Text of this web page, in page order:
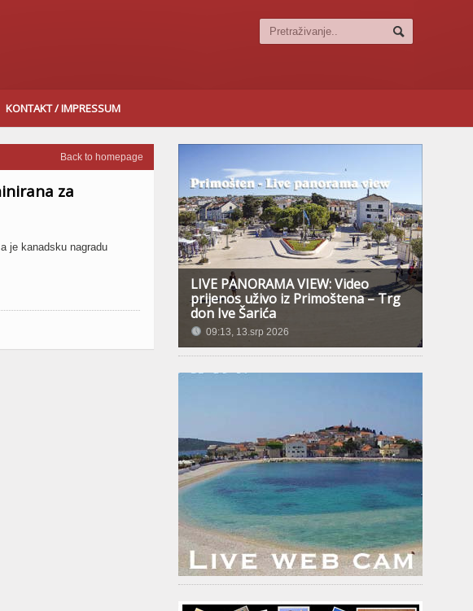
KONTAKT / IMPRESSUM
Back to homepage
za
je kanadsku nagradu
LIVE PANORAMA VIEW: Video
prijenos uživo iz Primoštena – Trg
don Ive Šarića
09:13, 13.srp 2026